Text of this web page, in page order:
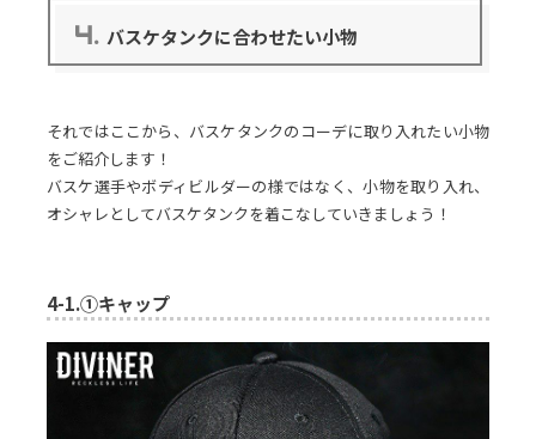
4. バスケタンクに合わせたい小物
それではここから、バスケタンクのコーデに取り入れたい小物
をご紹介します！
バスケ選手やボディビルダーの様ではなく、小物を取り入れ、
オシャレとしてバスケタンクを着こなしていきましょう！
4-1.①キャップ